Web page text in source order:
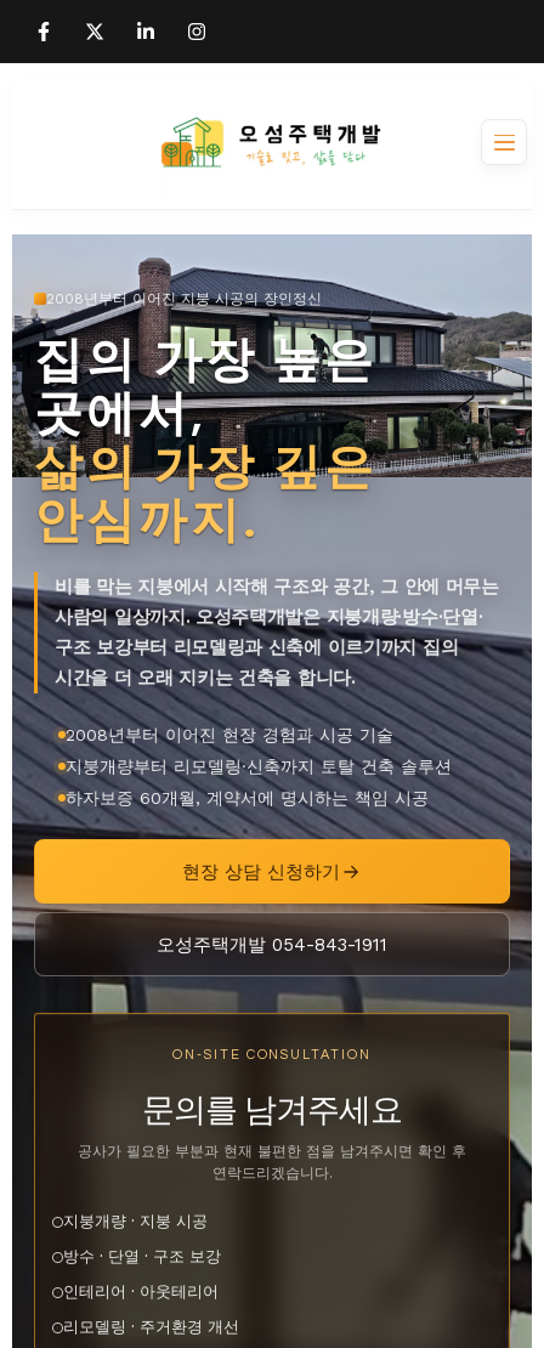
content
F
a
c
X
-
t
i
n
I
n
s
g
r
a
m
2008년부터 이어진 지붕 시공의 장인정신
집의 가장 높은
곳에서,
삶의 가장 깊은
안심까지.
비를 막는 지붕에서 시작해 구조와 공간, 그 안에 머무는
사람의 일상까지. 오성주택개발은 지붕개량·방수·단열·
구조 보강부터 리모델링과 신축에 이르기까지 집의
시간을 더 오래 지키는 건축을 합니다.
2008년부터 이어진 현장 경험과 시공 기술
지붕개량부터 리모델링·신축까지 토탈 건축 솔루션
하자보증 60개월, 계약서에 명시하는 책임 시공
현장 상담 신청하기
오성주택개발 054-843-1911
ON-SITE CONSULTATION
문의를 남겨주세요
공사가 필요한 부분과 현재 불편한 점을 남겨주시면 확인 후
연락드리겠습니다.
지붕개량 · 지붕 시공
방수 · 단열 · 구조 보강
인테리어 · 아웃테리어
리모델링 · 주거환경 개선